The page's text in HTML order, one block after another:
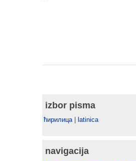
izbor pisma
ћирилица| latinica
navigacija